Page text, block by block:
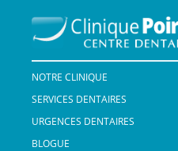
NOTRE CLINIQUE
SERVICES DENTAIRES
URGENCES DENTAIRES
BLOGUE